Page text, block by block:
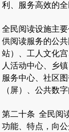
利、服务高效的全
全民阅读设施主
供阅读服务的公
站）、工人文化
人活动中心、乡
服务中心、社区
（屏）、公共数
第二十条 全民阅
功能、特点，向